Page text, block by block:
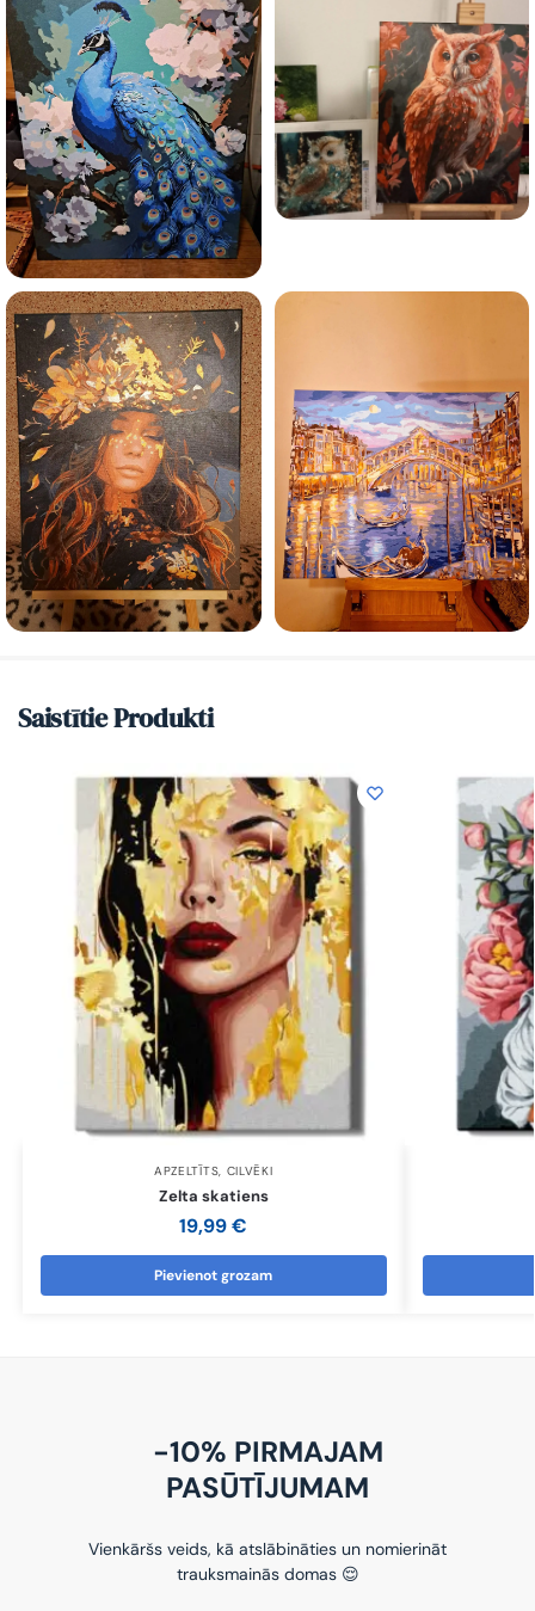
Saistītie Produkti
APZELTĪTS, CILVĒKI
Zelta skatiens
19,99€
Pievienot grozam
-10% PIRMAJAM
PASŪTĪJUMAM
Vienkāršs veids, kā atslābināties un nomierināt
trauksmainās domas 😌